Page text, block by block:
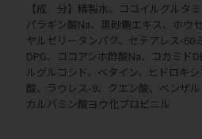
【成 分】精製水、ココイルグルタ
パラギン酸Na、黒砂糖エキス、ホウ
ヤルゼリータンパク、セテアレス-60
DPG、ココアンホ酢酸Na、コカミド
ルグルコシド、ベタイン、ヒドロキ
酸、ラウレス-9、クエン酸、ベンザ
カルバミン酸ヨウ化プロピニル